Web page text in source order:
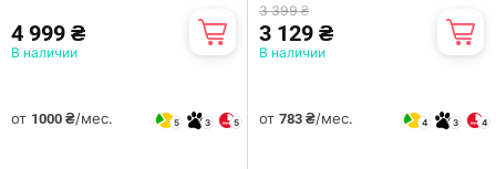
4 999 ₴
В наличии
от 1000 ₴/мес. 5 3 5
3 399 ₴
3 129 ₴
В наличии
от 783 ₴/мес. 4 3 4